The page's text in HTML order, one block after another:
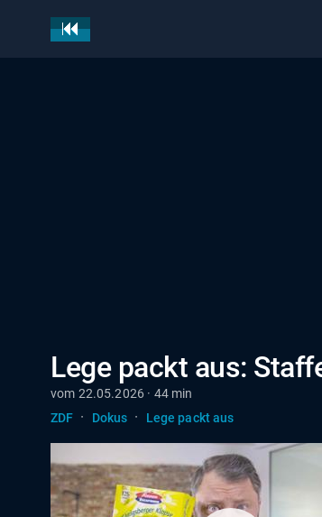
Lege packt aus:
vom 22.05.2026 · 44 min
ZDF · Dokus · Lege packt aus